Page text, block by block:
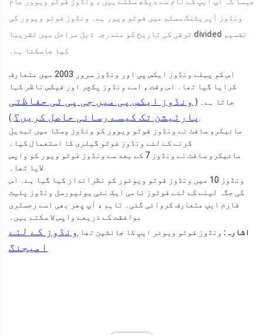
ونڈوز آپریٹنگ سسٹم میں فوٹو ویور ہے۔ ونڈوز فوٹو ویوور کی
ترقی کی تاریخ کو مندرجہ ذیل مراحل میں تقریبا divided تقسیم
کیا جاسکتا ہے۔
اس کو پہلے ونڈوز ایکس پی اور ونڈوز سرور 2003 میں متعارف
کرایا گیا تھا۔ اس وقت ، اسے ونڈوز پکچر اور فیکس ناظر کہا
جاتا ہے۔ ( ونڈوز ایکس پی میں جی پی ٹی حفاظتی
پارٹیشن تک کیسے رسائی حاصل کریں؟ )
مائیکرو سافٹ نے ونڈوز فوٹو ویوور کو ونڈوز وسٹا میں تبدیل
کرنے کے لئے ونڈوز فوٹو گیلری کا استعمال کیا۔
مائیکرو سافٹ نے ونڈوز 7 کے بعد سے ونڈوز فوٹو ویور کو واپس
لایا تھا۔
ونڈوز 10 میں ونڈوز فوٹو ویوئور کو نظرانداز کیا گیا ہے۔ اس
کی جگہ لینے کے لئے فوٹوز نامی ایک نئی یونیورسل ونڈوز پلیٹ
فارم ایپ متعارف کروائی گئی۔ تاہم ، آپ پھر بھی اسے رجسٹری
موافقت کے ذریعے واپس لا سکتے ہیں۔
اشارہ: ونڈوز فوٹو ویوئر ایپ کا جانشین تھا
ونڈوز کے لئے
امیجنگ